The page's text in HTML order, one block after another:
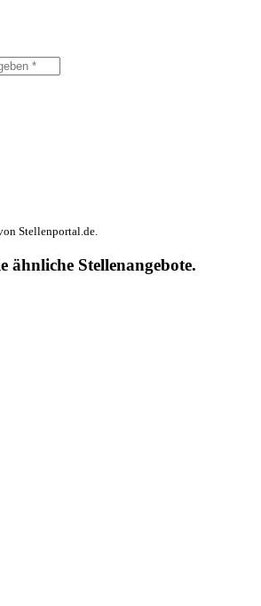
Stellenportal.de.
ähnliche Stellenangebote.